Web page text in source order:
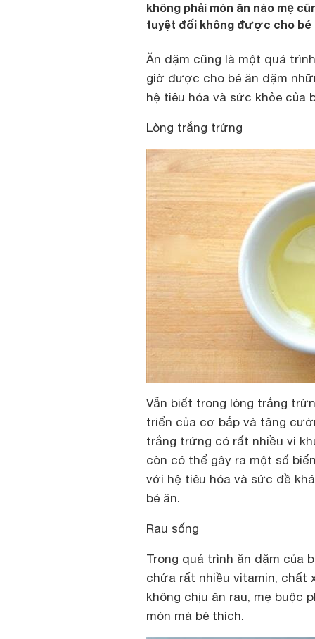
không phải món ăn nào mẹ
tuyệt đối không được cho bé
Ăn dặm cũng là một quá
giờ được cho bé ăn dặm
hệ tiêu hóa và sức khỏe của
Lòng trắng trứng
Vẫn biết trong lòng trắng
triển của cơ bắp và tăng
trắng trứng có rất nhiều vi
còn có thể gây ra một số
với hệ tiêu hóa và sức đề
bé ăn.
Rau sống
Trong quá trình ăn dặm của
chứa rất nhiều vitamin, chất
không chịu ăn rau, mẹ buộc
món mà bé thích.